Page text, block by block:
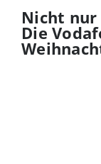
Nicht nur
Die